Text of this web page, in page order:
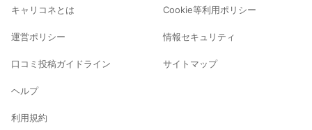
キャリコネとは
運営ポリシー
口コミ投稿ガイドライン
ヘルプ
利用規約
Cookie等利用ポリシー
情報セキュリティ
サイトマップ